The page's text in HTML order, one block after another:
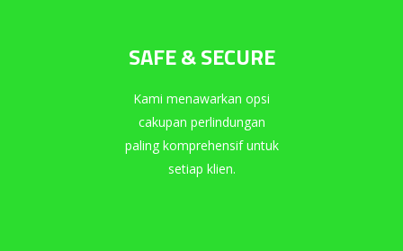
SAFE & SECURE
Kami menawarkan opsi
cakupan perlindungan
paling komprehensif untuk
setiap klien.